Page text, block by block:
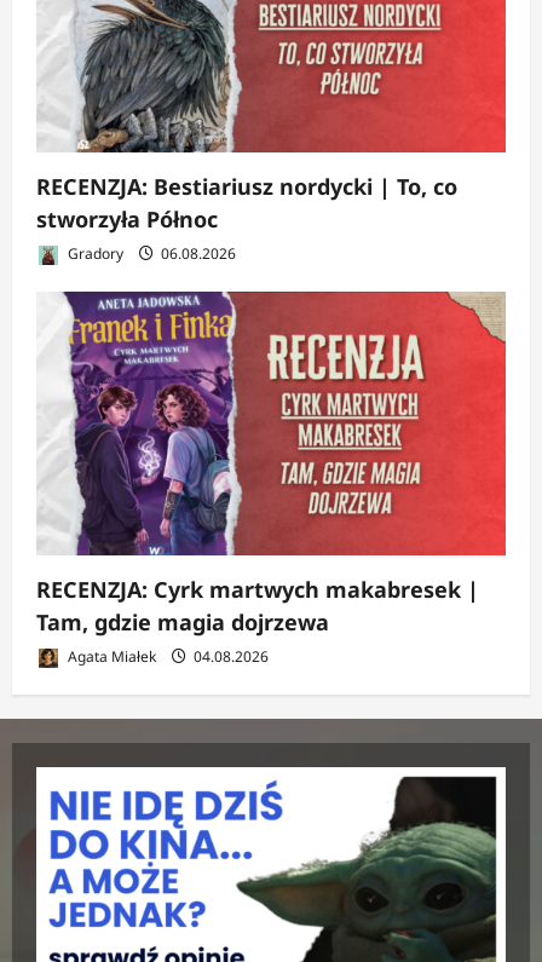
RECENZJA: Bestiariusz nordycki | To, co
stworzyła Północ
Gradory 06.08.2026
RECENZJA: Cyrk martwych makabresek |
Tam, gdzie magia dojrzewa
Agata Miałek 04.08.2026